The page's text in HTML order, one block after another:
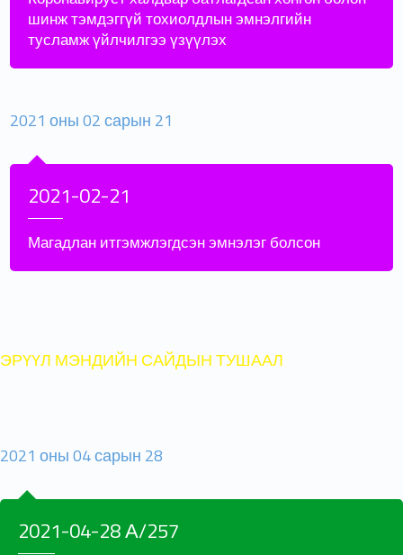
шинж тэмдэггүй тохиолдлын эмнэлгийн
тусламж үйлчилгээ үзүүлэх
2021 оны 02 сарын 21
2021-02-21
Магадлан итгэмжлэгдсэн эмнэлэг болсон
ЭРҮҮЛ МЭНДИЙН САЙДЫН ТУШААЛ
2021 оны 04 сарын 28
2021-04-28 А/257